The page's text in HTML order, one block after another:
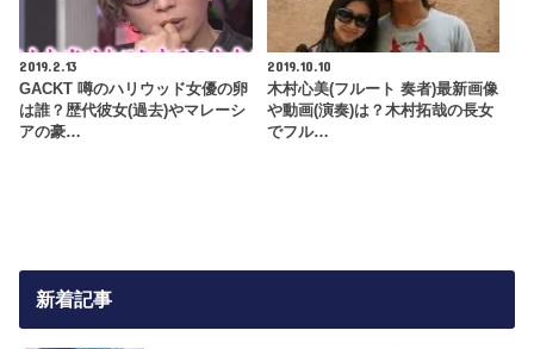
2019.2.13
GACKT 噂のハリウッド女優の卵
は誰？歴代彼女(過去)やマレーシ
アの豪…
2019.10.10
木村心美(フルート 奏者)最新画像
や動画(演奏)は？木村拓哉の長女
でフル…
新着記事